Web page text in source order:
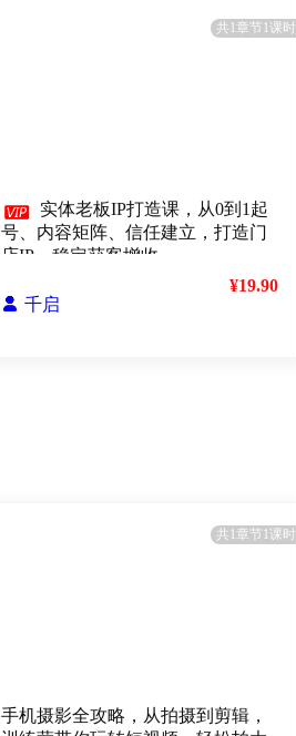
共1章节1课时
 实体老板IP打造课，从0到1起
号、内容矩阵、信任建立，打造门
店IP，稳定获客增收
 千启
¥19.90
共1章节1课时
手机摄影全攻略，从拍摄到剪辑，